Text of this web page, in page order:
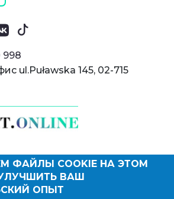
РФ
998‬
ul.Puławska 145, 02-715
ФАЙЛЫ COOKIE НА ЭТОМ
ВАШ
ОПЫТ